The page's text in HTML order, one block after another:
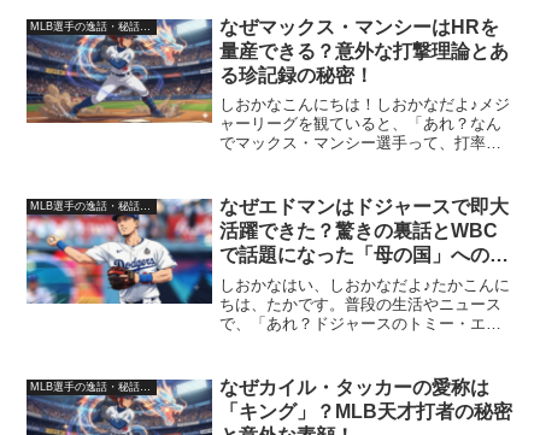
よ！ロッキーズといえば、やっぱり外せ
ない...
MLB選手の逸話・秘話・裏話
なぜマックス・マンシーはHRを
量産できる？意外な打撃理論とあ
る珍記録の秘密！
しおかなこんにちは！しおかなだよ♪メジ
ャーリーグを観ていると、「あれ？なん
でマックス・マンシー選手って、打率が
思ったこと、ありませんか？実はこれ、
調べてみるとただフルス...
MLB選手の逸話・秘話・裏話
なぜエドマンはドジャースで即大
活躍できた？驚きの裏話とWBC
で話題になった「母の国」への
愛！
しおかなはい、しおかなだよ♪たかこんに
ちは、たかです。普段の生活やニュース
で、「あれ？ドジャースのトミー・エド
ているんだろう？」って不思議に思った
ことない？実はこれ、調...
なぜカイル・タッカーの愛称は
「キング」？MLB天才打者の秘密